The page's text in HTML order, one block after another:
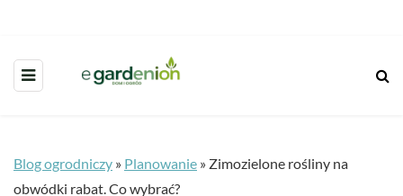
Blog ogrodniczy » Planowanie » Zimozielone rośliny na
obwódki rabat. Co wybrać?